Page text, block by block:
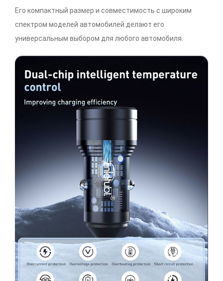
Его компактный размер и совместимость с широким
спектром моделей автомобилей делают его
универсальным выбором для любого автомобиля.